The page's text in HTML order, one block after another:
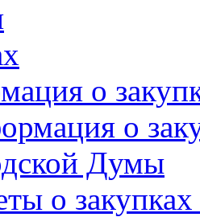
о
о
Думы
о